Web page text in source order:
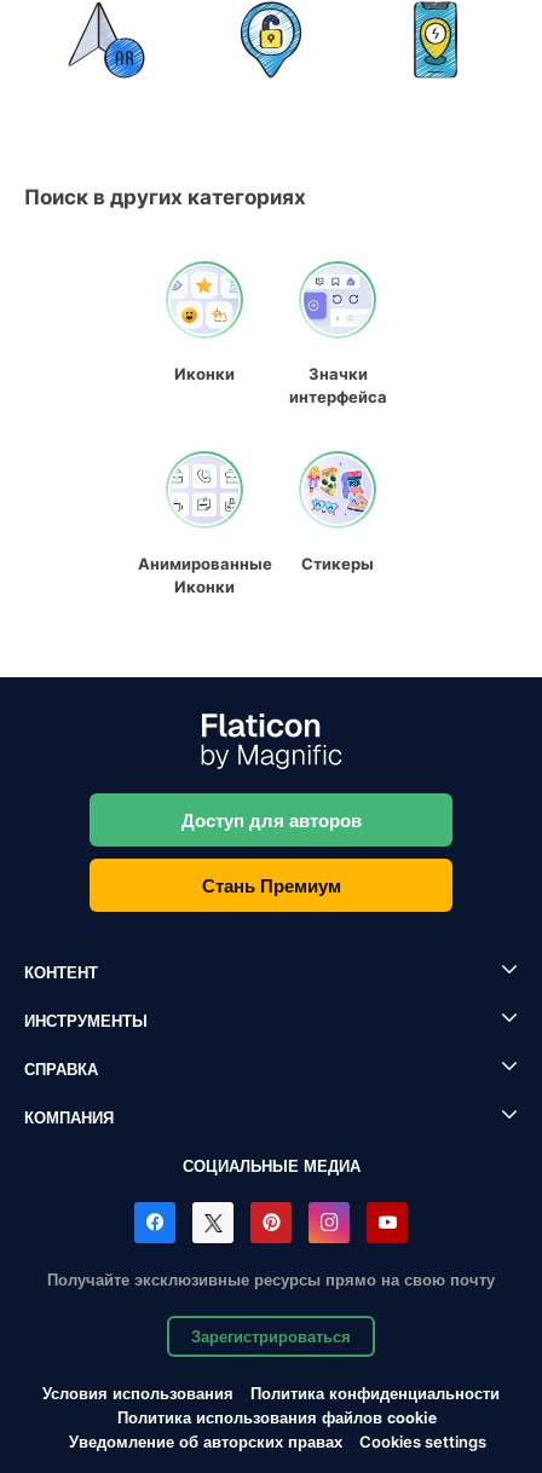
Поиск в других категориях
Иконки
Значки
интерфейса
Анимированные
Иконки
Стикеры
Доступ для авторов
Стань Премиум
КОНТЕНТ
ИНСТРУМЕНТЫ
СПРАВКА
КОМПАНИЯ
СОЦИАЛЬНЫЕ МЕДИА
Получайте эксклюзивные ресурсы прямо на свою почту
Зарегистрироваться
Условия использования
Политика конфиденциальности
Политика использования файлов cookie
Уведомление об авторских правах
Cookies settings